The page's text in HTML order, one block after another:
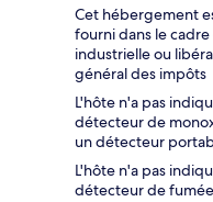
Cet hébergement
fourni dans le
industrielle ou
général des impôts
L'hôte n'a pas
détecteur de
un détecteur
L'hôte n'a pas
détecteur de